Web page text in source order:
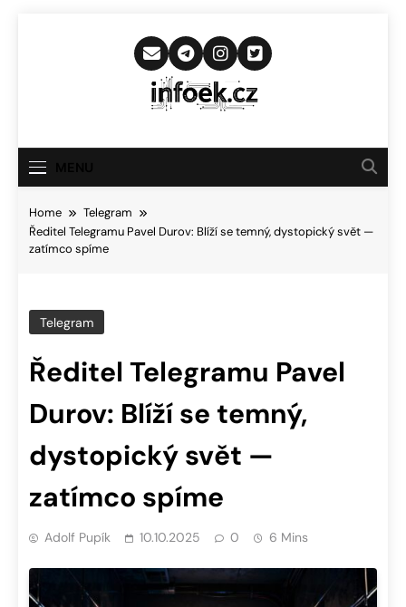
Infoek.cz
Novinkám
Home
Telegram
Ředitel Telegramu Pavel Durov: Blíží se temný, dystopický svět —
zatímco spíme
Telegram
Ředitel Telegramu Pavel
Durov: Blíží se temný,
dystopický svět —
zatímco spíme
Adolf Pupík 10.10.2025 0 6 Mins